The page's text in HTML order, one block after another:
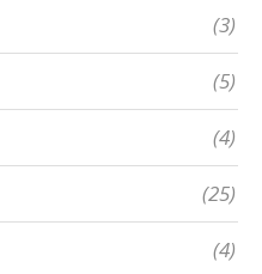
(3)
(5)
(4)
(25)
(4)